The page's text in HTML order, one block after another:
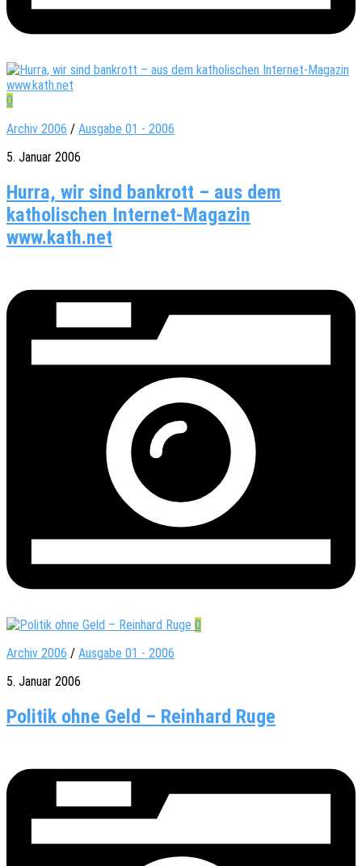
0
Archiv 2006 / Ausgabe 01 - 2006
5. Januar 2006
Hurra, wir sind bankrott – aus dem
katholischen Internet-Magazin
www.kath.net
0
Archiv 2006 / Ausgabe 01 - 2006
5. Januar 2006
Politik ohne Geld – Reinhard Ruge